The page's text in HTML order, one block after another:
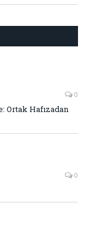
0
Ortak Hafızadan
0